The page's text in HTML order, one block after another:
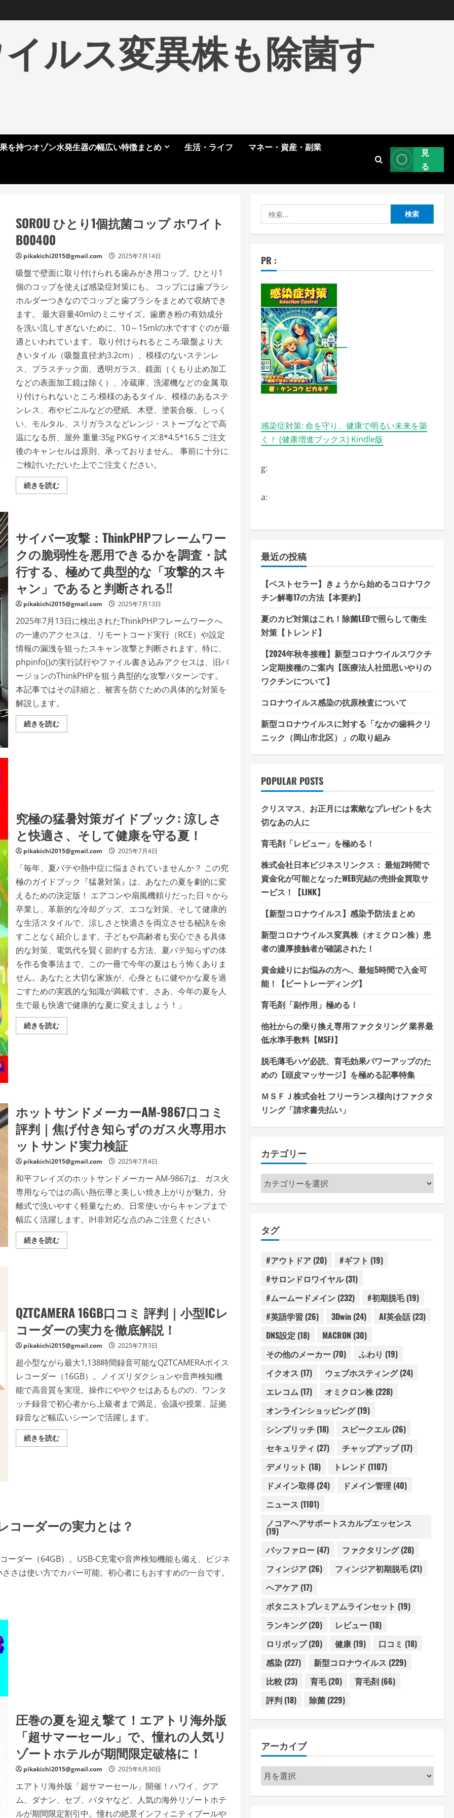
ルス変異株も除菌す
を持つオゾン水発生器の幅広い特徴まとめ 生活・ライフ マネー・資産・副業
見
る
SOROU ひとり1個抗菌コップ ホワイト
B00400
pikakichi2015@gmail.com 2025年7月14日
吸盤で壁面に取り付けられる歯みがき用コップ。ひとり1
個のコップを使えば感染症対策にも。 コップには歯ブラシ
ホルダーつきなのでコップと歯ブラシをまとめて収納でき
ます。 最大容量40mlのミニサイズ。歯磨き粉の有効成分
を洗い流しすぎないために、10～15mlの水ですすぐのが最
適といわれています。 取り付けられるところ:吸盤より大
きいタイル（吸盤直径:約3.2cm）、模様のないステンレ
ス、プラスチック面、透明ガラス、鏡面（くもり止め加工
などの表面加工鏡は除く）、冷蔵庫、洗濯機などの金属 取
り付けられないところ:模様のあるタイル、模様のあるステ
ンレス、布やビニルなどの壁紙、木壁、塗装合板、しっく
い、モルタル、スリガラスなどレンジ・ストーブなどで高
温になる所、屋外 重量:35g PKGサイズ:8*4.5*16.5 ご注文
後のキャンセルは原則、承っておりません。 事前に十分に
ご検討いただいた上でご注文ください。
続きを読むSOROU
ひ
菌
コ
ッ
プ
ホ
ワ
イ
ト
B00400
詳
を
ご
覧
く
だ
さ
い
サイバー攻撃：ThinkPHPフレームワー
クの脆弱性を悪用できるかを調査・試
行する、極めて典型的な「攻撃的スキ
ャン」であると判断される!!
pikakichi2015@gmail.com 2025年7月13日
2025年7月13日に検出されたThinkPHPフレームワークへ
の一連のアクセスは、リモートコード実行（RCE）や設定
情報の漏洩を狙ったスキャン攻撃と判断されます。特に、
phpinfo()の実行試行やファイル書き込みアクセスは、旧バ
ージョンのThinkPHPを狙う典型的な攻撃パターンです。
本記事ではその詳細と、被害を防ぐための具体的な対策を
解説します。
続きを読むサ
イ
ク
の
脆
弱
性
を
用
で
き
る
か
を
調
査・
試
行
す
る、
極
て
型
的
な
「攻
撃
ス
ャ
る!!
の
詳
細
を
ご
覧
だ
い
究極の猛暑対策ガイドブック: 涼しさ
と快適さ、そして健康を守る夏！
pikakichi2015@gmail.com 2025年7月4日
「毎年、夏バテや熱中症に悩まされていませんか？ この究
極のガイドブック『猛暑対策』は、あなたの夏を劇的に変
えるための決定版！ エアコンや扇風機頼りだった日々から
卒業し、革新的な冷却グッズ、エコな対策、そして健康的
な生活スタイルで、涼しさと快適さを両立させる秘訣を余
すことなく紹介します。子どもや高齢者も安心できる具体
的な対策、電気代を賢く節約する方法、夏バテ知らずの体
を作る食事法まで、この一冊で今年の夏はもう怖くありま
せん。あなたと大切な家族が、心身ともに健やかな夏を過
ごすための実践的な知識が満載です。さあ、今年の夏を人
生で最も快適で健康的な夏に変えましょう！」
続きを読む究
極
ク:
涼
し
さ
と
快
適
さ、
そ
し
て
健
康
を
守
る
夏！
の
詳
を
ホットサンドメーカーAM-9867口コミ
評判｜焦げ付き知らずのガス火専用ホ
ットサンド実力検証
pikakichi2015@gmail.com 2025年7月4日
和平フレイズのホットサンドメーカー AM-9867は、ガス火
専用ならではの高い熱伝導と美しい焼き上がりが魅力。分
離式で洗いやすく軽量なため、日常使いからキャンプまで
幅広く活躍します。IH非対応な点のみご注意ください
続きを読むホ
ッ
AM-
9867
コ
評
｜
焦
げ
付
き
知
ら
ず
の
ガ
ス
火
専
証
の
ご
覧
く
QZTCAMERA 16GB口コミ 評判｜小型ICレ
コーダーの実力を徹底解説！
pikakichi2015@gmail.com 2025年7月3日
超小型ながら最大1,138時間録音可能なQZTCAMERAボイス
レコーダー（16GB）。ノイズリダクションや音声検知機
能で高音質を実現。操作にややクセはあるものの、ワンタ
ッチ録音で初心者から上級者まで満足。会議や授業、証拠
録音など幅広いシーンで活躍します。
続きを読むQZTCAMERA
16GB
コ
ー
実
力
を
徹
コーダーの実力とは？
ダー（64GB）。USB-C充電や音声検知機能も備え、ビジネ
さは使い方でカバー可能。初心者にもおすすめの一台です。
圧巻の夏を迎え撃て！エアトリ海外版
「超サマーセール」で、憧れの人気リ
ゾートホテルが期間限定破格に！
pikakichi2015@gmail.com 2025年6月30日
エアトリ海外版「超サマーセール」開催！ハワイ、グア
ム、ダナン、セブ、パタヤなど、人気の海外リゾートホテ
ルが期間限定割引中。憧れの絶景インフィニティプールや
索:
PR :
感染症対策: 命を守り、健康で明るい未来を築
く！ (健康増進ブックス) Kindle版
g:
a:
最近の投稿
【ベストセラー】きょうから始めるコロナワク
チン解毒17の方法【本要約】
夏のカビ対策はこれ！除菌LEDで照らして衛生
対策【トレンド】
【2024年秋冬接種】新型コロナウイルスワクチ
ン定期接種のご案内【医療法人社団思いやりの
ワクチンについて】
コロナウイルス感染の抗原検査について
新型コロナウイルスに対する「なかの歯科クリ
ニック（岡山市北区）」の取り組み
POPULAR POSTS
クリスマス、お正月には素敵なプレゼントを大
切なあの人に
育毛剤「レビュー」を極める！
株式会社日本ビジネスリンクス： 最短2時間で
資金化が可能となったWEB完結の売掛金買取サ
ービス！【LINK】
【新型コロナウイルス】感染予防法まとめ
新型コロナウイルス変異株（オミクロン株）患
者の濃厚接触者が確認された！
資金繰りにお悩みの方へ、最短5時間で入金可
能！【ビートレーディング】
育毛剤「副作用」極める！
他社からの乗り換え専用ファクタリング 業界最
低水準手数料【MSFJ】
脱毛薄毛ハゲ必読、育毛効果パワーアップのた
めの【頭皮マッサージ】を極める記事特集
ＭＳＦＪ株式会社 フリーランス様向けファクタ
リング「請求書先払い」
カテゴリー
カ
テ
ー
タグ
#アウトドア(20) #ギフト (19)
#サロンドロワイヤル(31)
#ムームードメイン(232) #初期脱毛(19)
#英語学習 (26) 3Dwin(24) AI英会話(23)
DNS設定 (18) MACRON (30)
その他のメーカー(70) ふわり (19)
イクオス (17) ウェブホスティング(24)
エレコム(17) オミクロン株(228)
オンラインショッピング(19)
シンプリッチ(18) スピークエル(26)
セキュリティ (27) チャップアップ(17)
デメリット (18) トレンド (1107)
ドメイン取得(24) ドメイン管理 (40)
ニュース (1101)
ノコアヘアサポートスカルプエッセンス
(19)
バッファロー(47) ファクタリング(28)
フィンジア(26) フィンジア初期脱毛(21)
ヘアケア(17)
ボタニストプレミアムラインセット (19)
ランキング(20) レビュー(18)
ロリポップ(20) 健康(19) 口コミ (18)
感染(227) 新型コロナウイルス (229)
比較(23) 育毛(20) 育毛剤(66)
評判(18) 除菌(229)
アーカイブ
ア
ー